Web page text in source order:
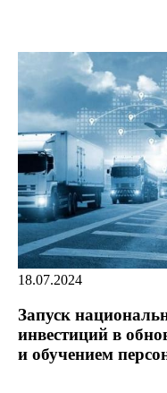
18.07.2024
Запуск
инвестиций в
и обучением